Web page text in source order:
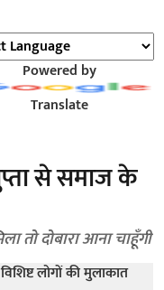
Powered by
Translate
से समाज के
तो दोबारा आना चाहूँगी